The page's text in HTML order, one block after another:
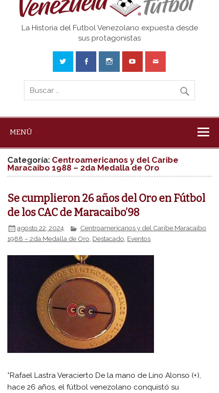
Venezuela
La Historia del Futbol Venezolano expuesta desde
sus protagonistas
MENÚ
Categoría: Centroamericanos y del Caribe
Maracaibo 1988 – 2da Medalla de Oro
Se cumplieron 26 años del Oro en Fútbol
de los CAC de Maracaibo’98
agosto 22, 2024
Centroamericanos y del Caribe Maracaibo
1988 – 2da Medalla de Oro Destacado Eventos
*Rafael Lastra Veracierto De la mano de Lino Alonso (+),
hace 26 años, el fútbol venezolano conquistó su